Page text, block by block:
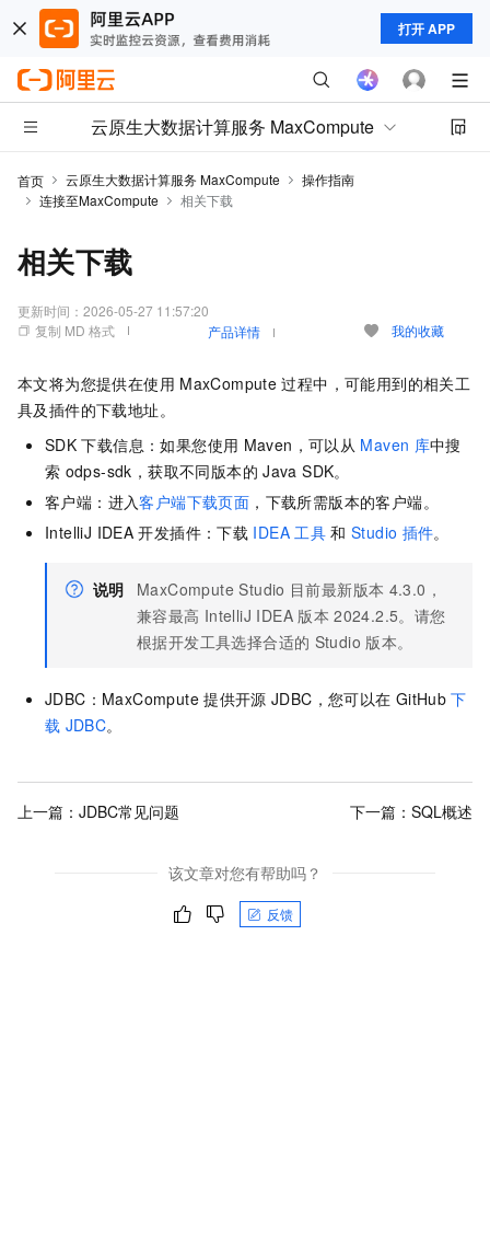
打开 APP
云原生大数据计算服务 MaxCompute
首页 云原生大数据计算服务 MaxCompute
操作指南
连接至MaxCompute
相关下载
相关下载
更新时间： 2026-05-27 11:57:20
复制 MD 格式
产品详情 我的收藏
本文将为您提供在使用 MaxCompute 过程中，可能用到的相关工
具及插件的下载地址。
SDK 下载信息：如果您使用 Maven，可以从 Maven 库中搜
索 odps-sdk，获取不同版本的 Java SDK。
客户端：进入客户端下载页面 ，下载所需版本的客户端。
IntelliJ IDEA 开发插件：下载 IDEA 工具 和 Studio 插件。
说明 MaxCompute Studio 目前最新版本 4.3.0，
兼容最高 IntelliJ IDEA 版本 2024.2.5。请您
根据开发工具选择合适的 Studio 版本。
JDBC：MaxCompute 提供开源 JDBC，您可以在 GitHub 下
载 JDBC。
上一篇： JDBC常见问题 下一篇： SQL概述
该文章对您有帮助吗？
反馈